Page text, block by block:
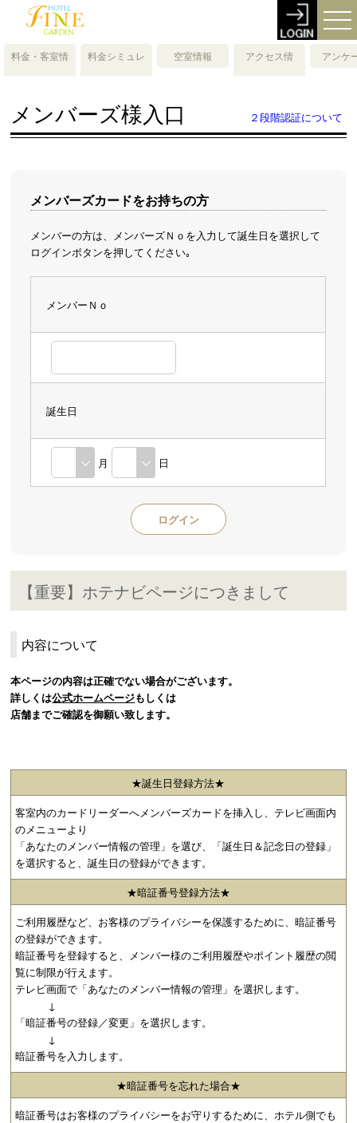
料金・客室情
料金シミュレ
空室情報
アクセス情
アンケ
メンバーズ様入口 ２段階認証について
メンバーズカードをお持ちの方
メンバーの方は、メンバーズＮｏを入力して誕生日を選択して
ログインボタンを押してください｡
メンバーＮｏ
誕生日
月 日
【重要】ホテナビページにつきまして
内容について
本ページの内容は正確でない場合がございます。
詳しくは公式ホームページもしくは
店舗までご確認を御願い致します。
★誕生日登録方法★
客室内のカードリーダーへメンバーズカードを挿入し、テレビ画面内
のメニューより
「あなたのメンバー情報の管理」を選び、「誕生日＆記念日の登録」
を選択すると、誕生日の登録ができます。
★暗証番号登録方法★
ご利用履歴など、お客様のプライバシーを保護するために、暗証番号
の登録ができます。
暗証番号を登録すると、メンバー様のご利用履歴やポイント履歴の閲
覧に制限が行えます。
テレビ画面で「あなたのメンバー情報の管理」を選択します。
↓
「暗証番号の登録／変更」を選択します。
↓
暗証番号を入力します。
★暗証番号を忘れた場合★
暗証番号はお客様のプライバシーをお守りするために、ホテル側でも